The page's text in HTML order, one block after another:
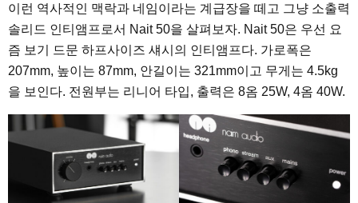
이런 역사적인 맥락과 네임이라는 계급장을 떼고 그냥 소출력
솔리드 인티앰프로서 Nait 50을 살펴보자. Nait 50은 우선 요
즘 보기 드문 하프사이즈 섀시의 인티앰프다. 가로폭은
207mm, 높이는 87mm, 안길이는 321mm이고 무게는 4.5kg
을 보인다. 전원부는 리니어 타입, 출력은 8옴 25W, 4옴 40W.